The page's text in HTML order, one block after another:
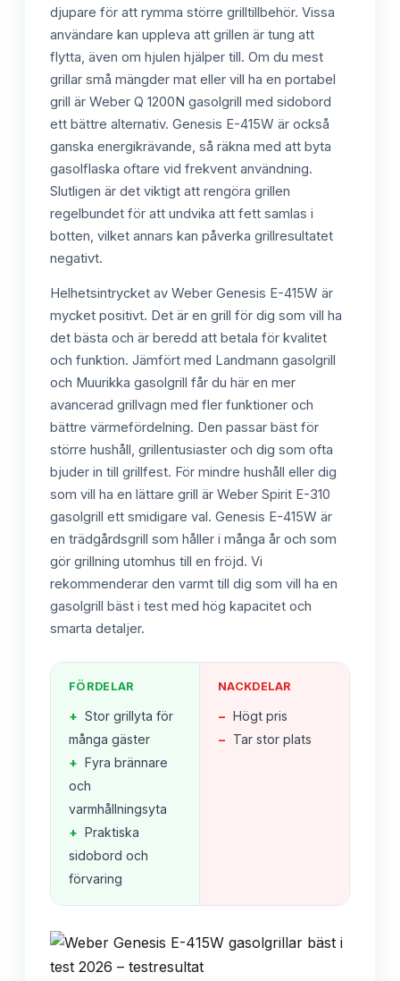
djupare för att rymma större grilltillbehör. Vissa
användare kan uppleva att grillen är tung att
flytta, även om hjulen hjälper till. Om du mest
grillar små mängder mat eller vill ha en portabel
grill är Weber Q 1200N gasolgrill med sidobord
ett bättre alternativ. Genesis E-415W är också
ganska energikrävande, så räkna med att byta
gasolflaska oftare vid frekvent användning.
Slutligen är det viktigt att rengöra grillen
regelbundet för att undvika att fett samlas i
botten, vilket annars kan påverka grillresultatet
negativt.
Helhetsintrycket av Weber Genesis E-415W är
mycket positivt. Det är en grill för dig som vill ha
det bästa och är beredd att betala för kvalitet
och funktion. Jämfört med Landmann gasolgrill
och Muurikka gasolgrill får du här en mer
avancerad grillvagn med fler funktioner och
bättre värmefördelning. Den passar bäst för
större hushåll, grillentusiaster och dig som ofta
bjuder in till grillfest. För mindre hushåll eller dig
som vill ha en lättare grill är Weber Spirit E-310
gasolgrill ett smidigare val. Genesis E-415W är
en trädgårdsgrill som håller i många år och som
gör grillning utomhus till en fröjd. Vi
rekommenderar den varmt till dig som vill ha en
gasolgrill bäst i test med hög kapacitet och
smarta detaljer.
FÖRDELAR
+ Stor grillyta för
många gäster
+ Fyra brännare
och
varmhållningsyta
+ Praktiska
sidobord och
förvaring
NACKDELAR
− Högt pris
− Tar stor plats